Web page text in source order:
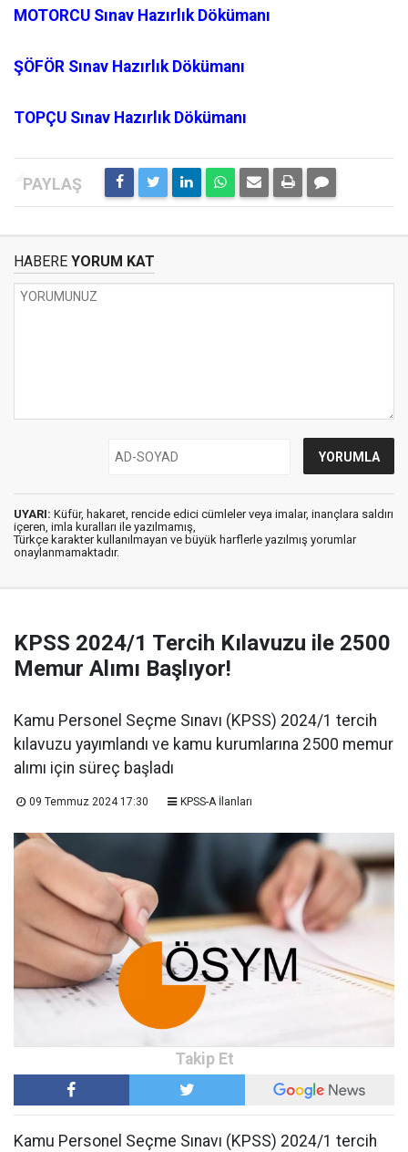
MOTORCU Sınav Hazırlık Dökümanı
ŞÖFÖR Sınav Hazırlık Dökümanı
TOPÇU Sınav Hazırlık Dökümanı
HABERE YORUM KAT
UYARI: Küfür, hakaret, rencide edici cümleler veya imalar, inançlara saldırı
içeren, imla kuralları ile yazılmamış,
Türkçe karakter kullanılmayan ve büyük harflerle yazılmış yorumlar
onaylanmamaktadır.
KPSS 2024/1 Tercih Kılavuzu ile 2500
Memur Alımı Başlıyor!
Kamu Personel Seçme Sınavı (KPSS) 2024/1 tercih
kılavuzu yayımlandı ve kamu kurumlarına 2500 memur
alımı için süreç başladı
09 Temmuz 2024 17:30 KPSS-A İlanları
Kamu Personel Seçme Sınavı (KPSS) 2024/1 tercih